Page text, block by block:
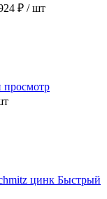
₽ / шт
Быстрый